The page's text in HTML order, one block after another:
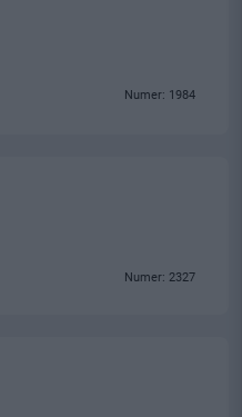
Numer: 1984
Numer: 2327